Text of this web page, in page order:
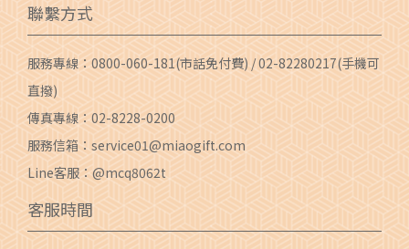
聯繫方式
服務專線：0800-060-181(市話免付費) /02-82280217(手機可
直撥)
傳真專線：02-8228-0200
服務信箱： service01@miaogift.com
Line客服：@mcq8062t
客服時間